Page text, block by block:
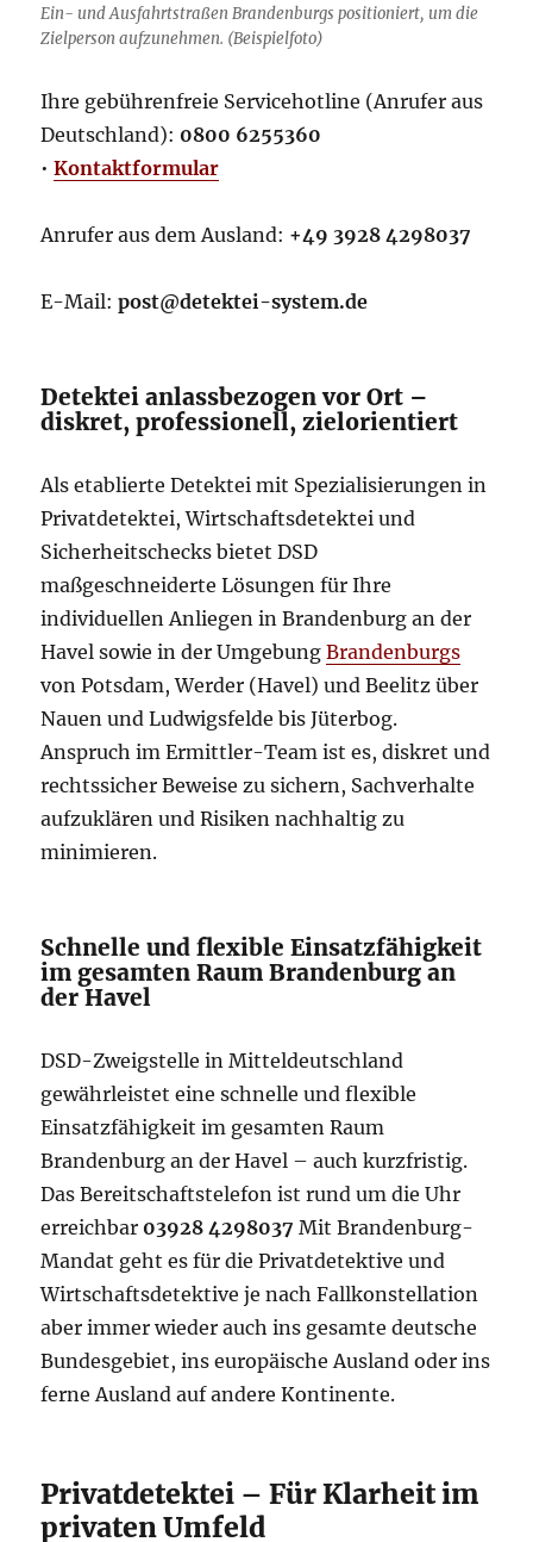
Ein- und Ausfahrtstraßen Brandenburgs positioniert, um die
Zielperson aufzunehmen. (Beispielfoto)
Ihre gebührenfreie Servicehotline (Anrufer aus
Deutschland): 0800 6255360
•Kontaktformular
Anrufer aus dem Ausland: +49 3928 4298037
E-Mail:post@detektei-system.de
Detektei anlassbezogen vor Ort –
diskret, professionell, zielorientiert
Als etablierte Detektei mit Spezialisierungen in
Privatdetektei, Wirtschaftsdetektei und
Sicherheitschecks bietet DSD
maßgeschneiderte Lösungen für Ihre
individuellen Anliegen in Brandenburg an der
Havel sowie in der UmgebungBrandenburgs
von Potsdam, Werder (Havel) und Beelitz über
Nauen und Ludwigsfelde bis Jüterbog.
Anspruch im Ermittler-Team ist es, diskret und
rechtssicher Beweise zu sichern, Sachverhalte
aufzuklären und Risiken nachhaltig zu
minimieren.
Schnelle und flexible Einsatzfähigkeit
im gesamten Raum Brandenburg an
der Havel
DSD-Zweigstelle in Mitteldeutschland
gewährleistet eine schnelle und flexible
Einsatzfähigkeit im gesamten Raum
Brandenburg an der Havel – auch kurzfristig.
Das Bereitschaftstelefon ist rund um die Uhr
erreichbar 03928 4298037 Mit Brandenburg-
Mandat geht es für die Privatdetektive und
Wirtschaftsdetektive je nach Fallkonstellation
aber immer wieder auch ins gesamte deutsche
Bundesgebiet, ins europäische Ausland oder ins
ferne Ausland auf andere Kontinente.
Privatdetektei – Für Klarheit im
privaten Umfeld